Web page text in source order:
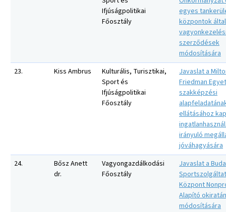
Ifjúságpolitikai
Főosztály
egyes
központok
szerződések
módosítására
23.
Kiss Ambrus
Kulturális, Turisztikai,
Sport és
Ifjúságpolitikai
Főosztály
Javaslat a
Friedman
szakképzési
ellátásához
irányuló
jóváhagyására
24.
Bősz Anett
dr.
Vagyongazdálkodási
Főosztály
Javaslat a
Központ
Alapító
módosítására